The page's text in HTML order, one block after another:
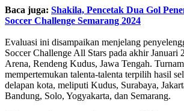
Baca juga: Shakila, Pencetak Dua Gol
Soccer Challenge Semarang 2024
Evaluasi ini disampaikan menjelang
Soccer Challenge All Stars pada akhir Januari
Arena, Rendeng Kudus, Jawa Tengah.
mempertemukan talenta-talenta terpilih hasil
delapan kota, meliputi Kudus, Surabaya,
Bandung, Solo, Yogyakarta, dan Semarang.